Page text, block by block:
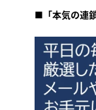
■「本気の連